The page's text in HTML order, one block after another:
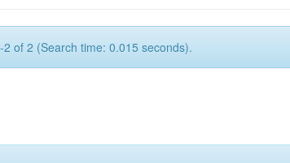
2 of 2 (Search time: 0.015 seconds).